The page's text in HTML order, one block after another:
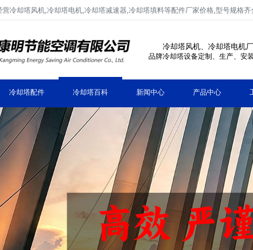
冷却塔风机,冷却塔电机,冷却塔减速器,冷却塔填料等配件厂家价格,型号规格齐
冷却塔风机、冷却塔电机
品牌冷却塔设备定制、生产、安
冷却塔配件 冷却塔百科 新闻中心 产品中心